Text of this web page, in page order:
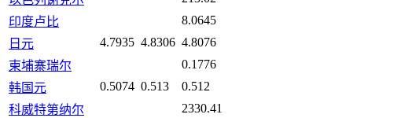
印度卢比
8.0645
日元
4.7935 4.8306 4.8076
柬埔寨瑞尔
0.1776
韩国元
0.5074 0.513
0.512
科威特第纳尔
2330.41